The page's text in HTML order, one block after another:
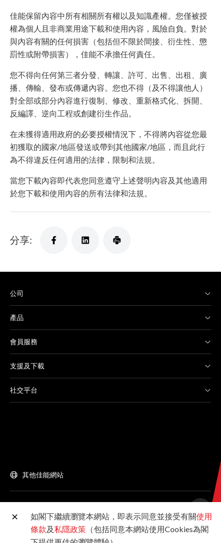
佳能保留內容中所有相關所有權以及知識產權。您僅被授
權為個人且非商業用途下載和使用內容，風險自負。對於
與內容有關的任何損害（包括但不限於間接、衍生性、懲
罰性或附帶損害），佳能不承擔任何責任。
您不得向任何第三者分發、轉讓、許可、出售、出租、廣
播、傳輸、發布或傳遞內容。您也不得（及不得讓他人）
對全部或部分內容進行復制、修改、重新格式化、拆開、
反編譯、逆向工程或創建衍生作品。
在未獲得適用政府的必要授權情況下，不得將內容從您最
初獲取的國家/地區發送或帶到其他國家/地區，而且此行
為不得違反任何適用的法律，限制和法規。
當您下載內容即代表您同意遵守上述聲明內容及其他適用
於您下載和使用內容的所有法律和法規。
分享:
公司
產品
會員服務
支援及下載
社交平台
其他佳能網站
如閣下繼續瀏覽本網站，即表示同意並接受有關使用
條款及私隱政策 （包括同意本網站使用Cookies為閣